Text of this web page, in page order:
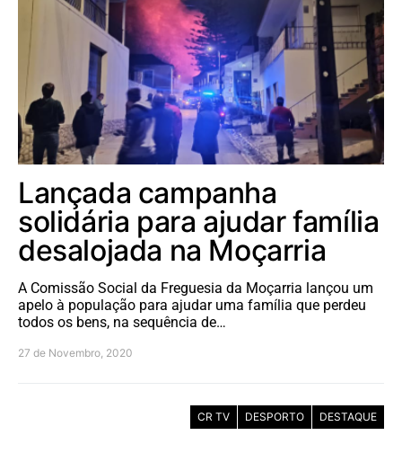
Lançada campanha
solidária para ajudar família
desalojada na Moçarria
A Comissão Social da Freguesia da Moçarria lançou um
apelo à população para ajudar uma família que perdeu
todos os bens, na sequência de…
27 de Novembro, 2020
CR TV DESPORTO DESTAQUE